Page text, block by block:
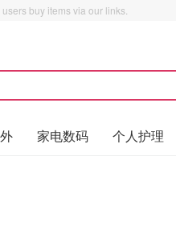
buy items via our links.
家电数码 个人护理